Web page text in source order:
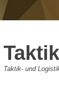
Taktik- und